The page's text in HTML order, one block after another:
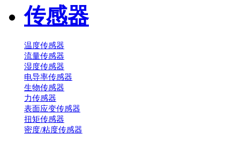
传感器
温度传感器
流量传感器
湿度传感器
电导率传感器
生物传感器
力传感器
表面应变传感器
扭矩传感器
密度/粘度传感器